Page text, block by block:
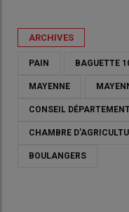
ARCHIVES
PAIN BAGUETTE
MAYENNE
CONSEIL
CHAMBRE
BOULANGERS